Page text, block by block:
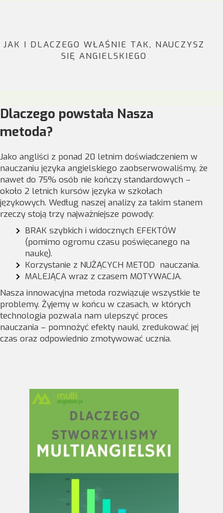
JAK I DLACZEGO WŁAŚNIE TAK, NAUCZYSZ
SIĘ ANGIELSKIEGO
Dlaczego powstała Nasza
metoda?
Jako angliści z ponad 20 letnim doświadczeniem w
nauczaniu języka angielskiego zaobserwowaliśmy, że
nawet do 75% osób nie kończy standardowych –
około 2 letnich kursów języka w szkołach
językowych. Według naszej analizy za takim stanem
rzeczy stoją trzy najważniejsze powody:
BRAK szybkich i widocznych EFEKTÓW
(pomimo ogromu czasu poświęcanego na
naukę).
Korzystanie z NUŻĄCYCH METOD nauczania.
MALEJĄCA wraz z czasem MOTYWACJA.
Nasza innowacyjna metoda rozwiązuje wszystkie te
problemy. Żyjemy w końcu w czasach, w których
technologia pozwala nam ulepszyć proces
nauczania – pomnożyć efekty nauki, zredukować jej
czas oraz odpowiednio zmotywować ucznia.